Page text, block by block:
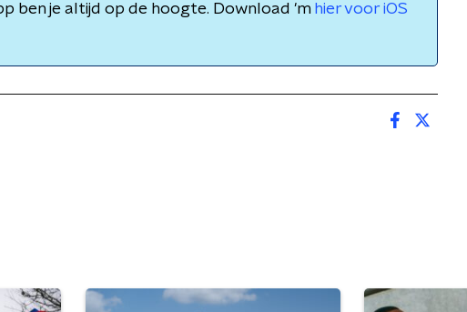
ben je altijd op de hoogte. Download 'm hier voor iOS